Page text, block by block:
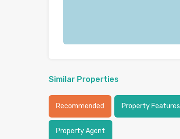
Similar Properties
Recommended Property Features
Property Agent